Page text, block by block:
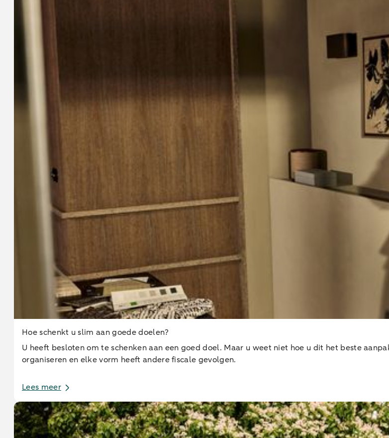
Hoe schenkt u slim aan goede doelen?
U heeft besloten om te schenken aan een goed doel. Maar u weet niet hoe u dit het beste
organiseren en elke vorm heeft andere fiscale gevolgen.
Lees meer